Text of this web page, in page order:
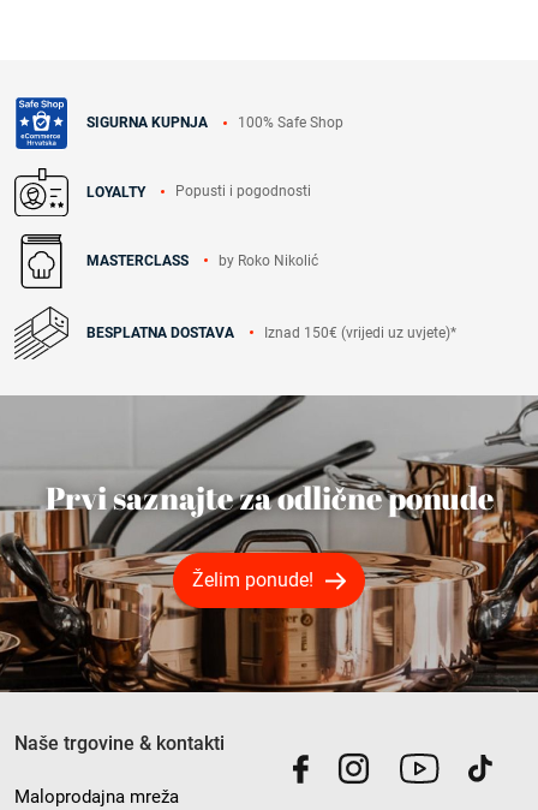
SIGURNA KUPNJA 100% Safe Shop
LOYALTY Popusti i pogodnosti
MASTERCLASS by Roko Nikolić
BESPLATNA DOSTAVA Iznad 150€ (vrijedi uz uvjete)*
Prvi saznajte za odlične ponude
Želim ponude!
Naše trgovine & kontakti
Maloprodajna mreža